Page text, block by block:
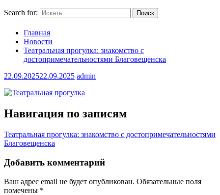
Search for:
Главная
Новости
Театральная прогулка: знакомство с
достопримечательностями Благовещенска
22.09.202522.09.2025 admin
Навигация по записям
Театральная прогулка: знакомство с достопримечательностями
Благовещенска
Добавить комментарий
Ваш адрес email не будет опубликован. Обязательные поля
помечены *